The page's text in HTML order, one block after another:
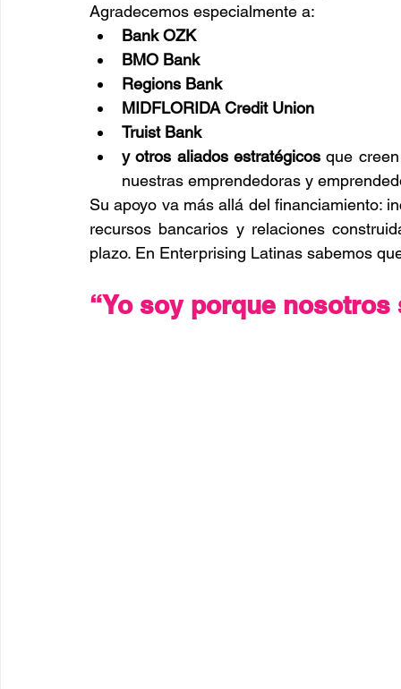
Agradecemos especialmente a:
Bank OZK
BMO Bank
Regions Bank
MIDFLORIDA Credit Union
Truist Bank
y otros aliados estratégicos que
nuestras emprendedoras y
Su apoyo va más allá del financiamiento:
recursos bancarios y relaciones
plazo. En Enterprising Latinas sabemos
“Yo soy porque nosotros